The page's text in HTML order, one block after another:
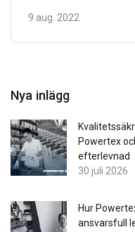
9 aug. 2022
Nya inlägg
Powertex
efterlevnad
30 juli 2026
Hur
ansvarsfull